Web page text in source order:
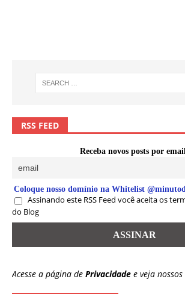
RSS FEED
Receba novos posts por
Coloque nosso domínio na Whitelist
Assinando este RSS Feed você aceita os
do Blog
Acesse a página de Privacidade e veja